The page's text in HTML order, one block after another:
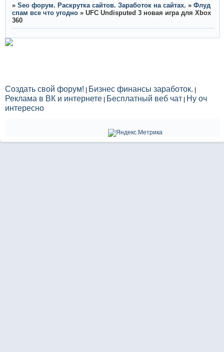
» Seo форум. Раскрутка сайтов. Заработок на сайтах. » Флуд
спам все что угодно » UFC Undisputed 3 новая игра для Xbox
360
Создать свой форум! | Бизнес финансы заработок. |
Реклама в ВК и интернете | Бесплатный веб чат | Ну оч
интересно